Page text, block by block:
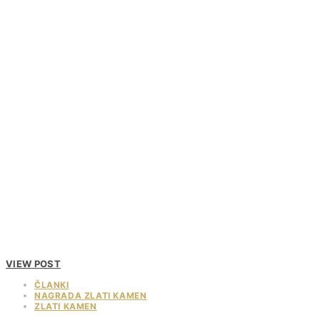
VIEW POST
ČLANKI
NAGRADA ZLATI KAMEN
ZLATI KAMEN